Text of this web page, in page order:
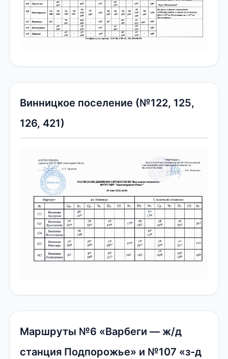
Винницкое поселение (№122, 125,
126, 421)
Маршруты №6 «Варбеги — ж/д
станция Подпорожье» и №107 «з-д